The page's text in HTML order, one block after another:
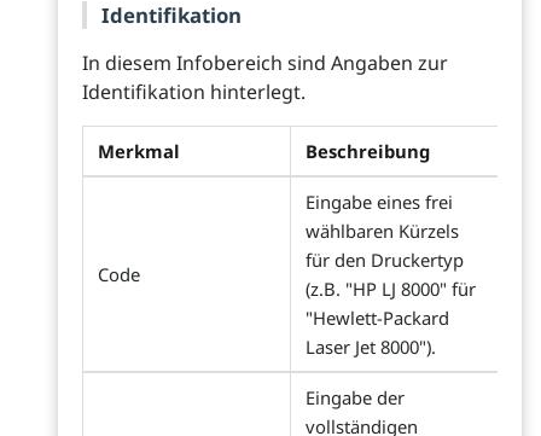
Identifikation
In diesem Infobereich sind Angaben zur
Identifikation hinterlegt.
Merkmal Beschreibung
Code
Eingabe eines frei
wählbaren Kürzels
für den Druckertyp
(z.B. "HP LJ 8000" für
"Hewlett-Packard
Laser Jet 8000").
Eingabe der
vollständigen